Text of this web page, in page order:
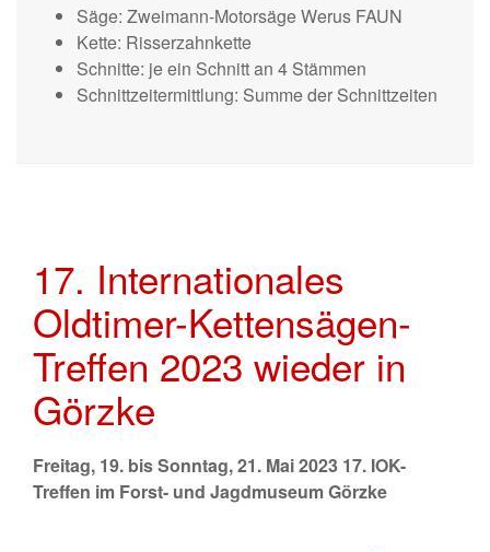
Säge: Zweimann-Motorsäge Werus FAUN
Kette: Risserzahnkette
Schnitte: je ein Schnitt an 4 Stämmen
Schnittzeitermittlung: Summe der Schnittzeiten
17. Internationales
Oldtimer-Kettensägen-
Treffen 2023 wieder in
Görzke
Freitag, 19. bis Sonntag, 21. Mai 2023 17. IOK-
Treffen im Forst- und Jagdmuseum Görzke